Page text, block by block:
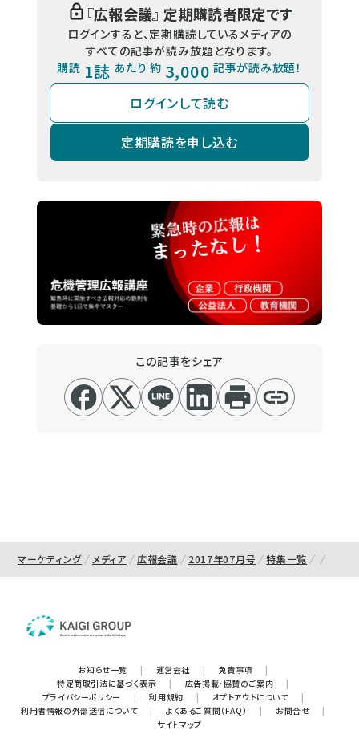
『広報会議』 定期購読者限定です
ログインすると、定期購読しているメディアの
すべての記事が読み放題となります。
購読 1誌 あたり 約 3,000 記事が読み放題！
ログインして読む
定期購読を申し込む
この記事をシェア
マーケティング メディア 広報会議 2017年07月号 特集一覧
お知らせ一覧 | 運営会社 | 免責事項
|
特定商取引法に基づく表示
| 広告掲載・協賛のご案内
|
プライバシーポリシー
| 利用規約 | オプトアウトについて
|
利用者情報の外部送信について
| よくあるご質問（FAQ） | お問合せ
|
サイトマップ